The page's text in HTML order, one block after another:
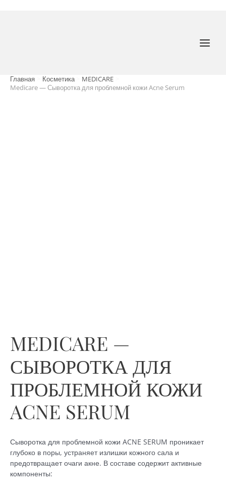
Главная Косметика
MEDICARE
Medicare — Сыворотка для проблемной кожи Acne Serum
MEDICARE —
СЫВОРОТКА ДЛЯ
ПРОБЛЕМНОЙ КОЖИ
ACNE SERUM
Сыворотка для проблемной кожи ACNE SERUM проникает
глубоко в поры, устраняет излишки кожного сала и
предотвращает очаги акне. В составе содержит активные
компоненты: